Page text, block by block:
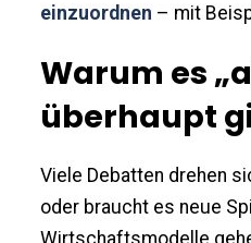
einzuordnen – mit
Warum es
überhaupt
Viele Debatten drehen
oder braucht es neue
Wirtschaftsmodelle